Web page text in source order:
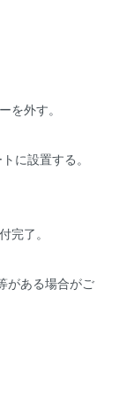
を外す。
に設置する。
完了。
がある場合がご